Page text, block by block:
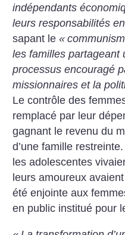
indépendants
leurs responsabilités
sapant le«
les familles partageant
processus encouragé
missionnaires et la
Le contrôle des
remplacé par leur
gagnant le revenu du
d’une famille
les adolescentes
leurs amoureux
été enjointe aux
en public institué pour